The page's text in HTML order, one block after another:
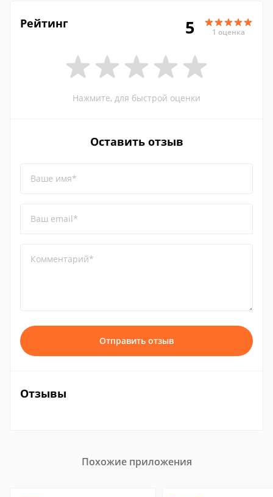
Рейтинг 5 1 оценка
Нажмите, для быстрой оценки
Оставить отзыв
Ваше имя*
Ваш email*
Комментарий*
Отправить отзыв
Отзывы
Похожие приложения